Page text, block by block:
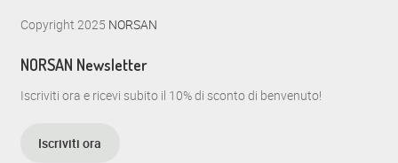
v
i
g
Copyright 2025 NORSAN
NORSAN Newsletter
Iscriviti ora e ricevi subito il 10% di sconto di benvenuto!
Iscriviti ora